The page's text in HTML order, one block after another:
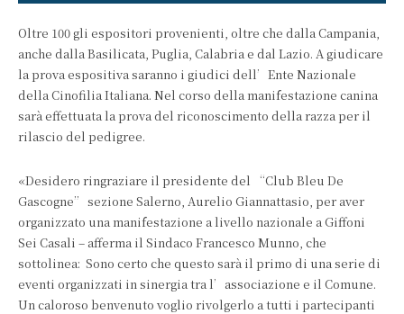
Oltre 100 gli espositori provenienti, oltre che dalla Campania,
anche dalla Basilicata, Puglia, Calabria e dal Lazio. A giudicare
la prova espositiva saranno i giudici dell’Ente Nazionale
della Cinofilia Italiana. Nel corso della manifestazione canina
sarà effettuata la prova del riconoscimento della razza per il
rilascio del pedigree.
«Desidero ringraziare il presidente del “Club Bleu De
Gascogne” sezione Salerno, Aurelio Giannattasio, per aver
organizzato una manifestazione a livello nazionale a Giffoni
Sei Casali – afferma il Sindaco Francesco Munno, che
sottolinea: Sono certo che questo sarà il primo di una serie di
eventi organizzati in sinergia tra l’associazione e il Comune.
Un caloroso benvenuto voglio rivolgerlo a tutti i partecipanti